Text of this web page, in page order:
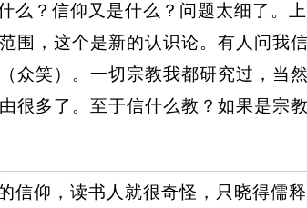
么？信仰又是什么？问题太细了。
围，这个是新的认识论。有人问我
众笑）。一切宗教我都研究过，当
很多了。至于信什么教？如果是宗
信仰，读书人就很奇怪，只晓得儒